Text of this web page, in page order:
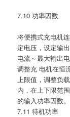
7.10 功率因数
将便携式充电机
定电压，设定输
电流～最大输出
调整充 电机在恒
上限值，调整负
内，在上下限范
的输入功率因数。
7.11 待机功率